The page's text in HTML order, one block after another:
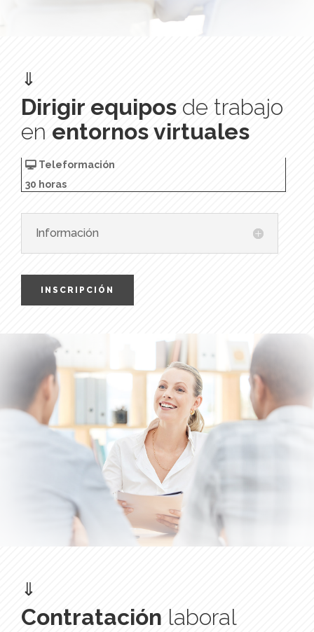
⇓
Dirigir equipos de trabajo
en entornos virtuales
Teleformación
30 horas
Información
INSCRIPCIÓN
⇓
Contratación laboral